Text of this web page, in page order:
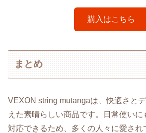
購入はこちら
まとめ
VEXON string mutangaは、快適さと
えた素晴らしい商品です。日常使いに
対応できるため、多くの人々に愛さ